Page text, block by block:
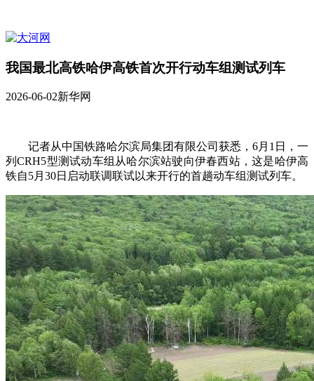
我国最北高铁哈伊高铁首次开行动车组测试列车
2026-06-02新华网
记者从中国铁路哈尔滨局集团有限公司获悉，6月1日，一
列CRH5型测试动车组从哈尔滨站驶向伊春西站，这是哈伊高
铁自5月30日启动联调联试以来开行的首趟动车组测试列车。